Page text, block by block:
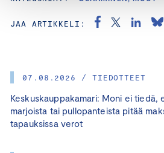
07.08.2026 / TIEDOTTEET
Keskuskauppakamari: Moni ei tiedä,
marjoista tai pullopanteista pitää
tapauksissa verot
JAA ARTIKKELI: